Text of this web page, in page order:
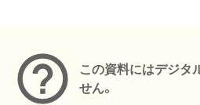
この資料にはデジタ
せん。